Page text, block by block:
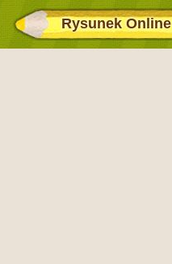
Rysunek Online